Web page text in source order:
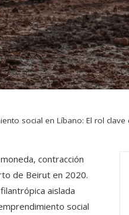
social en Líbano: El rol clave
contracción
de Beirut en 2020.
aislada
social